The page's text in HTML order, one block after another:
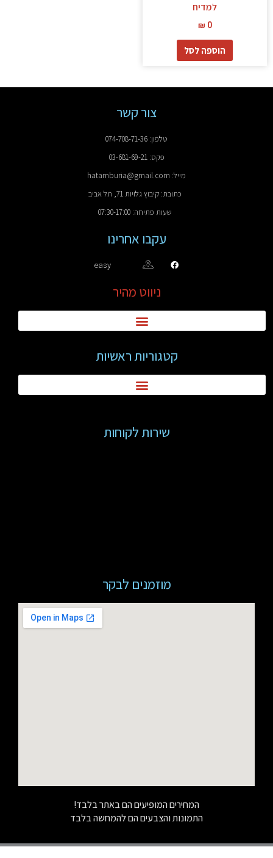
למדיח
₪ 0
הוספה לסל
צור קשר
טלפון: 074-708-71-36
פקס: 03-681-69-21
מייל: hatamburia@gmail.com
כתובת: קיבוץ גלויות 71, תל אביב
שעות פתיחה: 07:30-17:00
עקבו אחרינו
easy
ניווט מהיר
קטגוריות ראשיות
שירות לקוחות
מוזמנים לבקר
המחירים המופיעים הם באתר בלבד!
התמונות והצבעים הם להמחשה בלבד